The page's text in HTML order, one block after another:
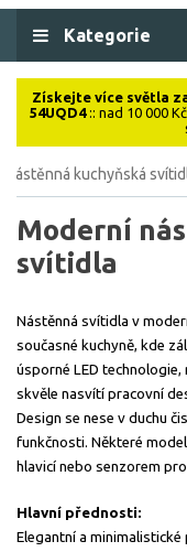
Kategorie
Získejte více světla
54UQD4:: nad 10 000 Kč
Nástěnná kuchyňská
Moderní
svítidla
Nástěnná svítidla v
současné kuchyně, kde
úsporné LED
skvěle nasvítí pracovní
Design se nese v duchu
funkčnosti. Některé
hlavicí nebo senzorem
Hlavní přednosti:
Elegantní a